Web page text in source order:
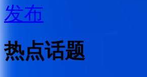
发布
热点话题